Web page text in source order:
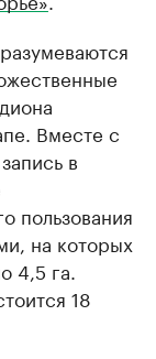
Вместе с
в
пользования
на которых
4,5 га.
18